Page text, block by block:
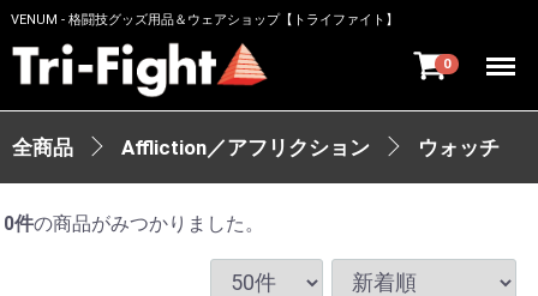
VENUM - 格闘技グッズ用品＆ウェアショップ【トライファイト】
0 Menu
全商品 Affliction／アフリクション ウォッチ
0件の商品がみつかりました。